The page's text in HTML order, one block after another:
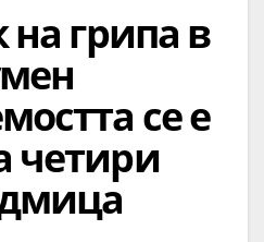
на грипа в
се е
четири